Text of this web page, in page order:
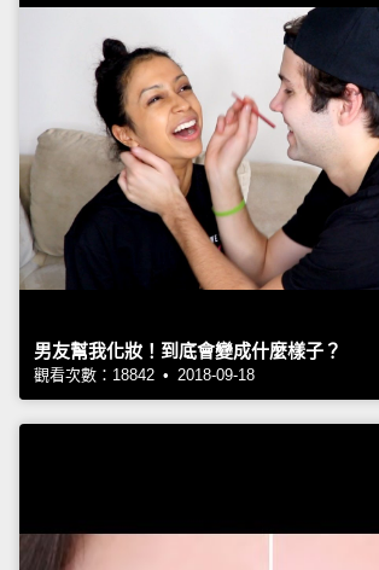
男友幫我化妝！到底會變成什麼樣子？
觀看次數：18842 • 2018-09-18